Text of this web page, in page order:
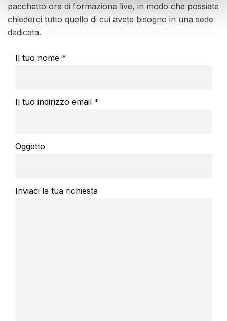
pacchetto ore di formazione live, in modo che possiate
chiederci tutto quello di cui avete bisogno in una sede
dedicata.
Il tuo nome *
Il tuo indirizzo email *
Oggetto
Inviaci la tua richiesta